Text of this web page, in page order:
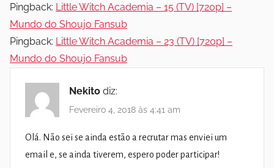
Pingback: Little Witch Academia – 15 (TV) [720p] –
Mundo do Shoujo Fansub
Pingback: Little Witch Academia – 23 (TV) [720p] –
Mundo do Shoujo Fansub
Nekito diz:
Fevereiro 4, 2018 às 4:41 am
Olá. Não sei se ainda estão a recrutar mas enviei um
email e, se ainda tiverem, espero poder participar!